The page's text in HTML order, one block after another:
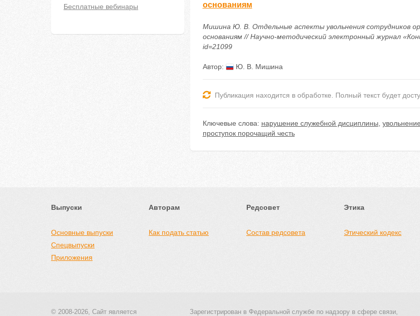
Бесплатные вебинары
основаниям
Мишина Ю. В. Отдельные аспекты увольнения сотрудников
основаниям // Научно-методический электронный журнал
id=21099
Автор: Ю. В. Мишина
Публикация находится в обработке. Полный текст будет
Ключевые слова: нарушение служебной дисциплины,
проступок порочащий честь
Выпуски
Основные выпуски
Спецвыпуски
Приложения
Авторам
Как подать статью
Редсовет
Состав редсовета
Этика
Этический кодекс
© 2008-2026, Сайт является Зарегистрирован в Федеральной службе по надзору в сфере связи,